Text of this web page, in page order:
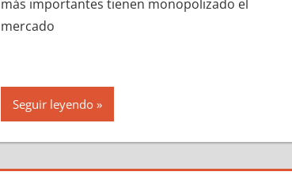
más importantes tienen monopolizado el
mercado
Seguir leyendo